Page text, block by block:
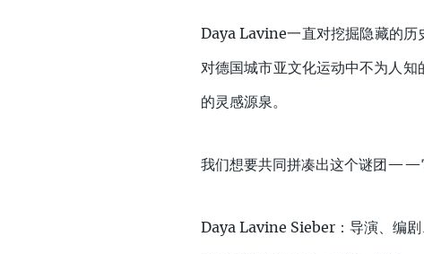
Daya Lavine一直对挖掘隐藏的历
对德国城市亚文化运动中不为人
的灵感源泉。
我们想要共同拼凑出这个谜团——
Daya Lavine Sieber：导演、编剧